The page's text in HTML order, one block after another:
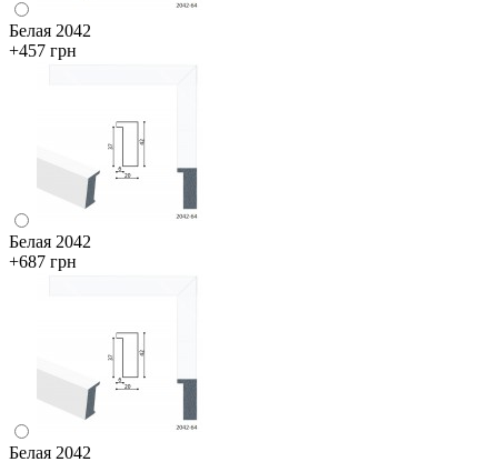
Белая 2042
+457 грн
Белая 2042
+687 грн
Белая 2042